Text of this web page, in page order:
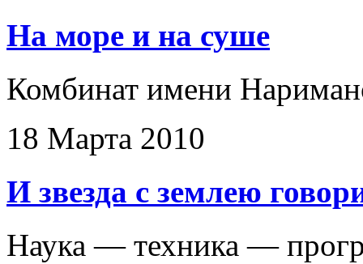
На море и на суше
Комбинат имени
18 Марта 2010
И звезда с землею
Наука — техника —